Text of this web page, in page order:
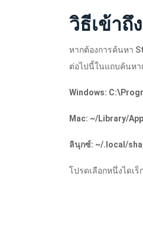
วิธีเข้าถึ
หากต้องการค้นหา
ต่อไปนี้ในแถบค้นหา
Windows:
Mac: ~/Library/
ลินุกซ์: ~/.local/
โปรดเลือกหนึ่งไดเ